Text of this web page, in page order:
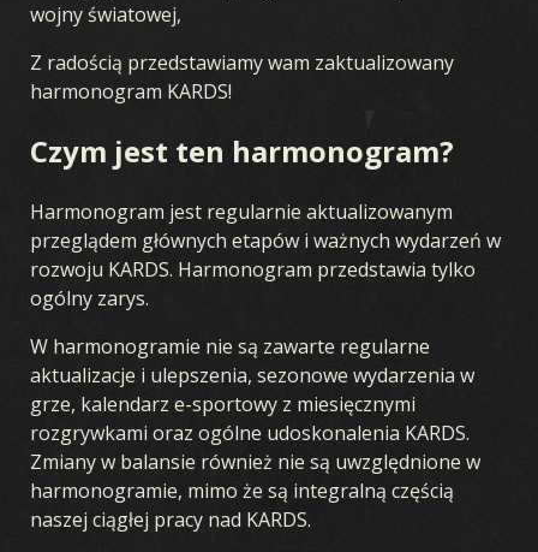
wojny światowej,
Z radością przedstawiamy wam zaktualizowany
harmonogram KARDS!
Czym jest ten harmonogram?
Harmonogram jest regularnie aktualizowanym
przeglądem głównych etapów i ważnych wydarzeń w
rozwoju KARDS. Harmonogram przedstawia tylko
ogólny zarys.
W harmonogramie nie są zawarte regularne
aktualizacje i ulepszenia, sezonowe wydarzenia w
grze, kalendarz e-sportowy z miesięcznymi
rozgrywkami oraz ogólne udoskonalenia KARDS.
Zmiany w balansie również nie są uwzględnione w
harmonogramie, mimo że są integralną częścią
naszej ciągłej pracy nad KARDS.